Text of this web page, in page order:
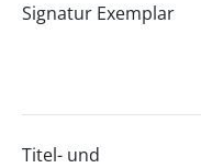
Signatur Exemplar
Titel- und